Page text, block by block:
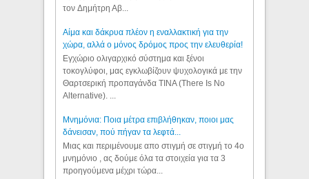
τον Δημήτρη Αβ...
Αίμα και δάκρυα πλέον η εναλλακτική για την
χώρα, αλλά ο μόνος δρόμος προς την ελευθερία!
Εγχώριο ολιγαρχικό σύστημα και ξένοι
τοκογλύφοι, μας εγκλωβίζουν ψυχολογικά με την
Θαρτσερική προπαγάνδα TINA (There Is No
Alternative). ...
Μνημόνια: Ποια μέτρα επιβλήθηκαν, ποιοι μας
δάνεισαν, πού πήγαν τα λεφτά...
Μιας και περιμένουμε απο στιγμή σε στιγμή το 4ο
μνημόνιο , ας δούμε όλα τα στοιχεία για τα 3
προηγούμενα μέχρι τώρα...